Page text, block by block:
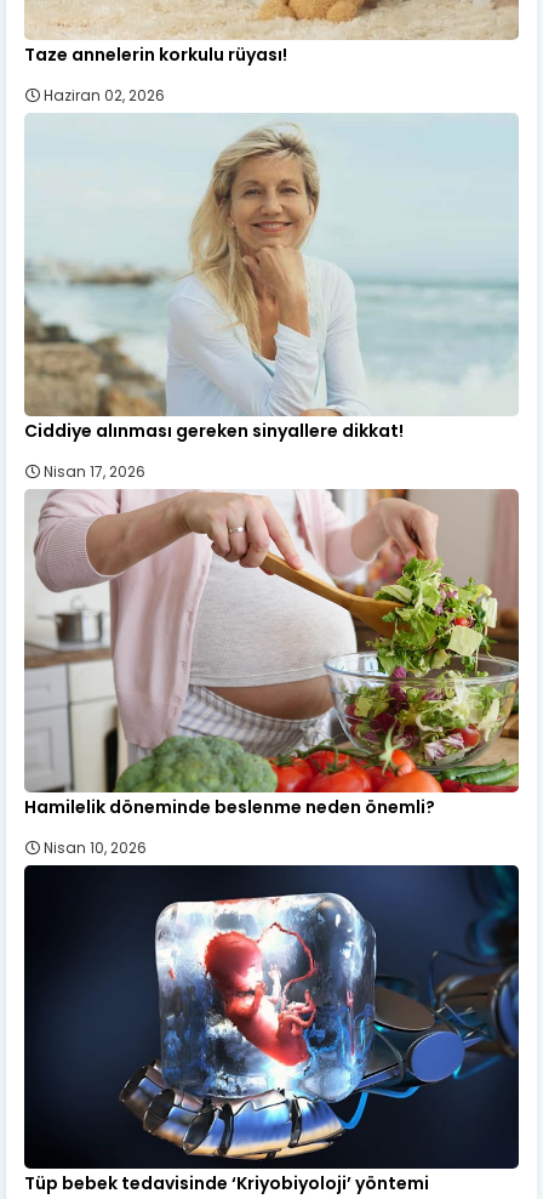
Taze annelerin korkulu rüyası!
Haziran 02, 2026
Ciddiye alınması gereken sinyallere dikkat!
Nisan 17, 2026
Hamilelik döneminde beslenme neden önemli?
Nisan 10, 2026
Tüp bebek tedavisinde ‘Kriyobiyoloji’ yöntemi